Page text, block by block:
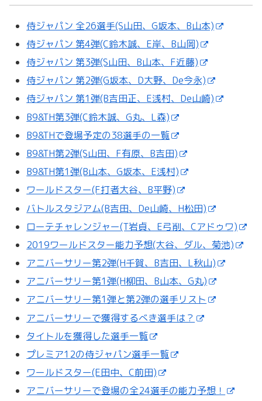
侍ジャパン 全26選手(S山田、G坂本、B山本)
侍ジャパン 第4弾(C鈴木誠、E岸、B山岡)
侍ジャパン 第3弾(S山田、B山本、F近藤)
侍ジャパン 第2弾(G坂本、D大野、De今永)
侍ジャパン 第1弾(B吉田正、E浅村、De山崎)
B9&TH第3弾(C鈴木誠、G丸、L森)
B9&THで登場予定の38選手の一覧
B9&TH第2弾(S山田、F有原、B吉田)
B9&TH第1弾(B山本、G坂本、E浅村)
ワールドスター(F打者大谷、B平野)
バトルスタジアム(B吉田、De山崎、H松田)
ローテチャレンジャー(T岩貞、E弓削、Cアドゥワ)
2019ワールドスター能力予想(大谷、ダル、菊池)
アニバーサリー第2弾(H千賀、B吉田、L秋山)
アニバーサリー第1弾(H柳田、B山本、G丸)
アニバーサリー第1弾と第2弾の選手リスト
アニバーサリーで獲得するべき選手は？
タイトルを獲得した選手一覧
プレミア12の侍ジャパン選手一覧
ワールドスター(E田中、C前田)
アニバーサリーで登場の全24選手の能力予想！